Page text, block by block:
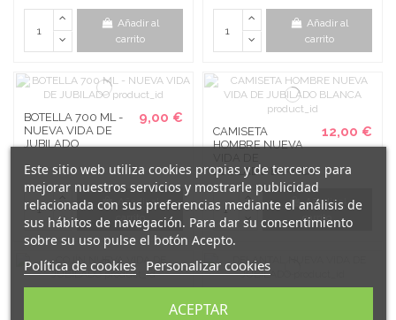
Añadir al
carrito
Añadir al
carrito
BOTELLA 700 ML -
NUEVA VIDA DE
JUBILADO
9,00 €
Añadir al
carrito
CAMISETA
HOMBRE NUEVA
JUBILADO BLANCA
12,00 €
Añadir al
carrito
VIDA DE
Este sitio web utiliza cookies propias y de terceros para
mejorar nuestros servicios y mostrarle publicidad
relacionada con sus preferencias mediante el análisis de
sus hábitos de navegación. Para dar su consentimiento
sobre su uso pulse el botón Acepto.
Política de cookies Personalizar cookies
ACEPTAR